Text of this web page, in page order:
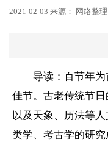
2021-02-03 来源： 网络整理
导读：百节年为
佳节。古老传统节
以及天象、历法等
类学、考古学的研